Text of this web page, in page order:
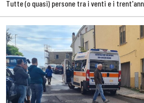
Tutte (o quasi) persone tra i venti e i